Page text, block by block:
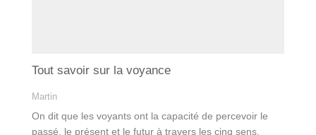
Tout savoir sur la voyance
Martin
On dit que les voyants ont la capacité de percevoir le
passé, le présent et le futur à travers les cinq sens.